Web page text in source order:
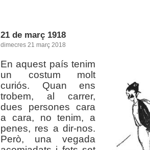
21 de març 1918
dimecres 21 març 2018
En aquest país tenim
un costum molt
curiós. Quan ens
trobem, al carrer,
dues persones cara
a cara, no tenim, a
penes, res a dir-nos.
Però, una vegada